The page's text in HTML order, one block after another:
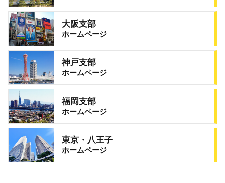
大阪支部
ホームページ
神戸支部
ホームページ
福岡支部
ホームページ
東京・八王子
ホームページ